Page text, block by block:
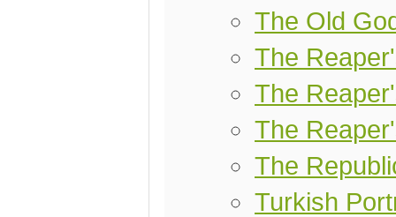
The Old
The
The
The
The
Turkish